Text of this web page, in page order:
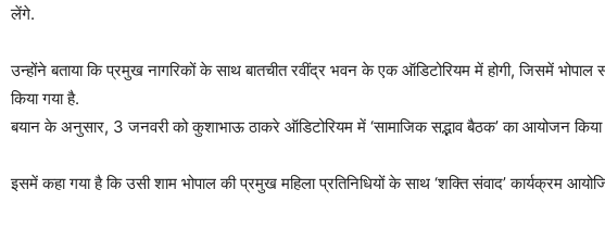
लेंगे.
उन्होंने बताया कि प्रमुख नागरिकों के साथ बातचीत रवींद्र भवन के एक ऑडिटोरियम में होगी, जिसमें भोपाल
किया गया है.
बयान के अनुसार, 3 जनवरी को कुशाभाऊ ठाकरे ऑडिटोरियम में ‘सामाजिक सद्भाव बैठक’ का आयोजन
इसमें कहा गया है कि उसी शाम भोपाल की प्रमुख महिला प्रतिनिधियों के साथ ‘शक्ति संवाद’ कार्यक्रम